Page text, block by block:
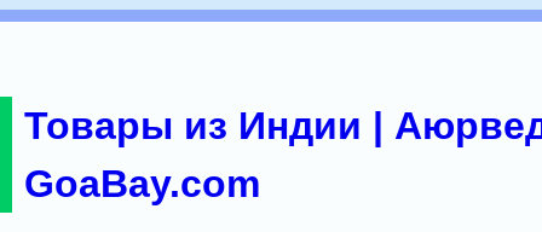
Товары из Индии |
GoaBay.com